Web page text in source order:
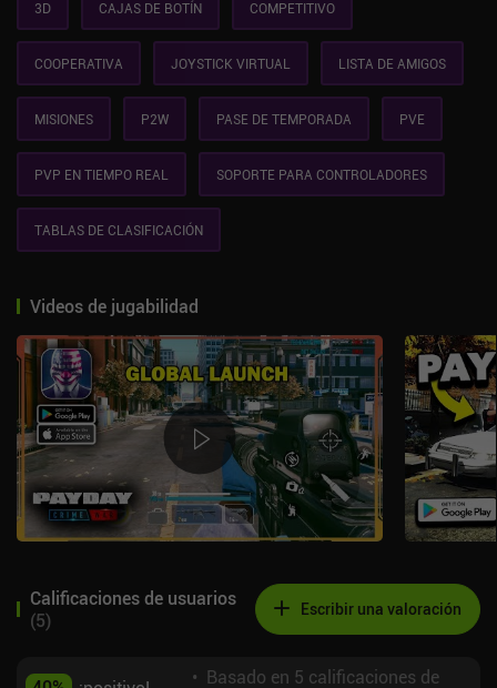
3D CAJAS DE BOTÍN COMPETITIVO
COOPERATIVA JOYSTICK VIRTUAL LISTA DE AMIGOS
MISIONES P2W PASE DE TEMPORADA PVE
PVP EN TIEMPO REAL SOPORTE PARA CONTROLADORES
TABLAS DE CLASIFICACIÓN
Videos de jugabilidad
Calificaciones de usuarios
(5) Escribir una valoración
• Basado en 5 calificaciones de